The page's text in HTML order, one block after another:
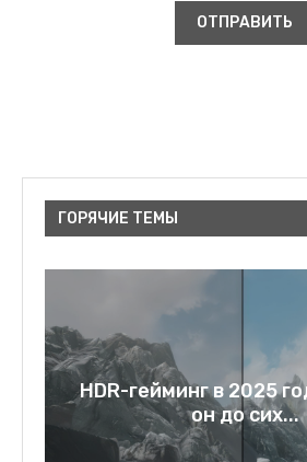
ГОРЯЧИЕ ТЕМЫ
HDR-гейминг в 2025
он до сих...